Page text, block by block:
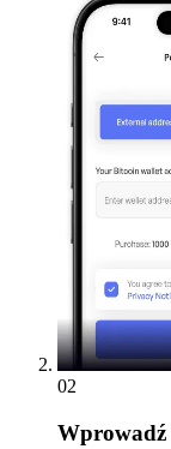
02
Wprowadź